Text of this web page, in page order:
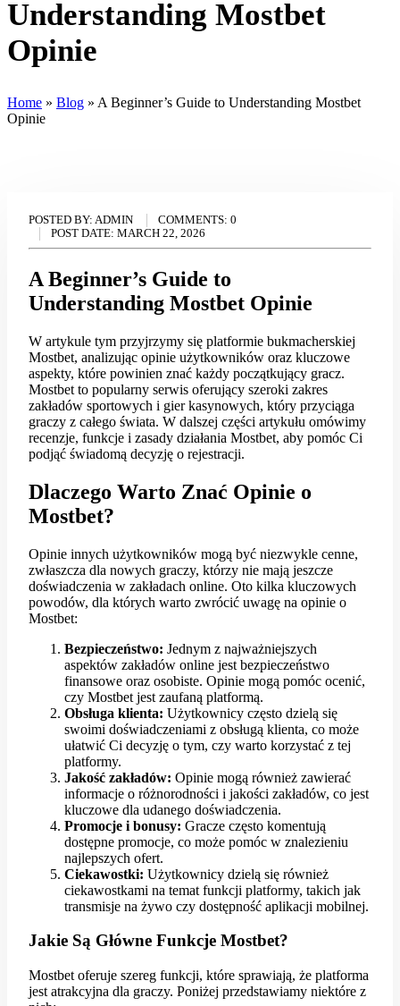
Understanding Mostbet
Opinie
Home » Blog » A Beginner’s Guide to Understanding Mostbet
Opinie
POSTED BY: ADMIN COMMENTS: 0
POST DATE: MARCH 22, 2026
A Beginner’s Guide to
Understanding Mostbet Opinie
W artykule tym przyjrzymy się platformie bukmacherskiej
Mostbet, analizując opinie użytkowników oraz kluczowe
aspekty, które powinien znać każdy początkujący gracz.
Mostbet to popularny serwis oferujący szeroki zakres
zakładów sportowych i gier kasynowych, który przyciąga
graczy z całego świata. W dalszej części artykułu omówimy
recenzje, funkcje i zasady działania Mostbet, aby pomóc Ci
podjąć świadomą decyzję o rejestracji.
Dlaczego Warto Znać Opinie o
Mostbet?
Opinie innych użytkowników mogą być niezwykle cenne,
zwłaszcza dla nowych graczy, którzy nie mają jeszcze
doświadczenia w zakładach online. Oto kilka kluczowych
powodów, dla których warto zwrócić uwagę na opinie o
Mostbet:
Bezpieczeństwo: Jednym z najważniejszych
aspektów zakładów online jest bezpieczeństwo
finansowe oraz osobiste. Opinie mogą pomóc ocenić,
czy Mostbet jest zaufaną platformą.
Obsługa klienta: Użytkownicy często dzielą się
swoimi doświadczeniami z obsługą klienta, co może
ułatwić Ci decyzję o tym, czy warto korzystać z tej
platformy.
Jakość zakładów: Opinie mogą również zawierać
informacje o różnorodności i jakości zakładów, co jest
kluczowe dla udanego doświadczenia.
Promocje i bonusy: Gracze często komentują
dostępne promocje, co może pomóc w znalezieniu
najlepszych ofert.
Ciekawostki: Użytkownicy dzielą się również
ciekawostkami na temat funkcji platformy, takich jak
transmisje na żywo czy dostępność aplikacji mobilnej.
Jakie Są Główne Funkcje Mostbet?
Mostbet oferuje szereg funkcji, które sprawiają, że platforma
jest atrakcyjna dla graczy. Poniżej przedstawiamy niektóre z